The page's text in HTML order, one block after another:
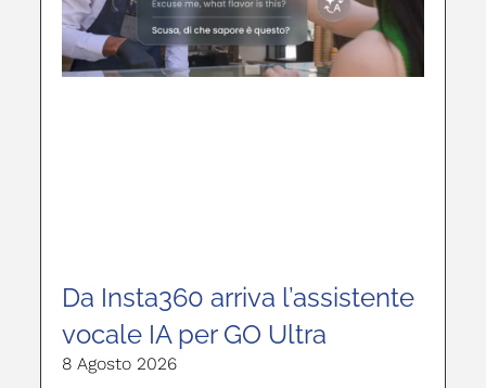
Da Insta360 arriva l’assistente
vocale IA per GO Ultra
8 Agosto 2026